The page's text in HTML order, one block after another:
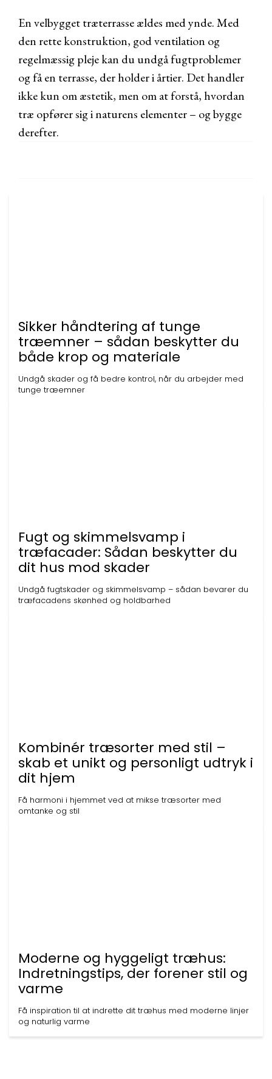
En velbygget træterrasse ældes med ynde. Med
den rette konstruktion, god ventilation og
regelmæssig pleje kan du undgå fugtproblemer
og få en terrasse, der holder i årtier. Det handler
ikke kun om æstetik, men om at forstå, hvordan
træ opfører sig i naturens elementer – og bygge
derefter.
Sikker håndtering af tunge
træemner – sådan beskytter du
både krop og materiale
Undgå skader og få bedre kontrol, når du arbejder med
tunge træemner
Fugt og skimmelsvamp i
træfacader: Sådan beskytter du
dit hus mod skader
Undgå fugtskader og skimmelsvamp – sådan bevarer du
træfacadens skønhed og holdbarhed
Kombinér træsorter med stil –
skab et unikt og personligt udtryk i
dit hjem
Få harmoni i hjemmet ved at mikse træsorter med
omtanke og stil
Moderne og hyggeligt træhus:
Indretningstips, der forener stil og
varme
Få inspiration til at indrette dit træhus med moderne linjer
og naturlig varme